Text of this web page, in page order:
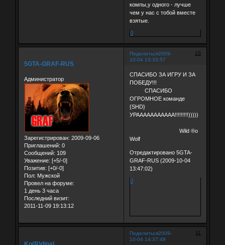
компы,у одного - лучше
чем у нас с тобой вместе
взятые.
0
Поделиться 10
2009-
10-04 13:33:57
5GTA-GRAF-RUS
Администратор
Зарегистрирован: 2009-09-06
Приглашений: 0
Сообщений: 109
Уважение: [+5/-0]
Позитив: [+0/-0]
Пол: Мужской
Провел на форуме:
1 день 3 часа
Последний визит:
2011-11-09 19:13:12
СПАСИБО ЗА ИГРУ И ЗА
ПОБЕДУ!!!
СПАСИБО
ОГРОМНОЕ команде
{SHD}
УРААААААААААА!!!!!!!!!)))))
Wild ®о
Wolf
Отредактировано 5GTA-
GRAF-RUS (2009-10-04
13:47:02)
0
Поделиться 11
2009-
10-04 14:37:49